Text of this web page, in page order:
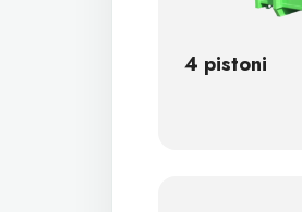
4 pistoni